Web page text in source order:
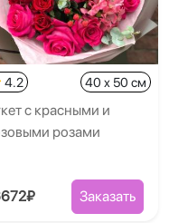
4.2 40 x 50 см
с красными и
розами
Заказать